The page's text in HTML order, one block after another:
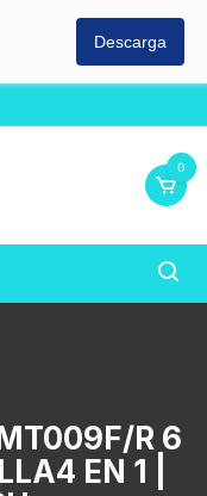
Descarga
0
R 6
EN 1 |